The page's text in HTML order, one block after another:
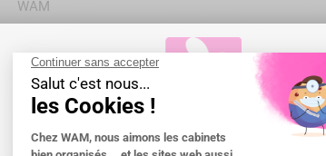
WAM
aussi